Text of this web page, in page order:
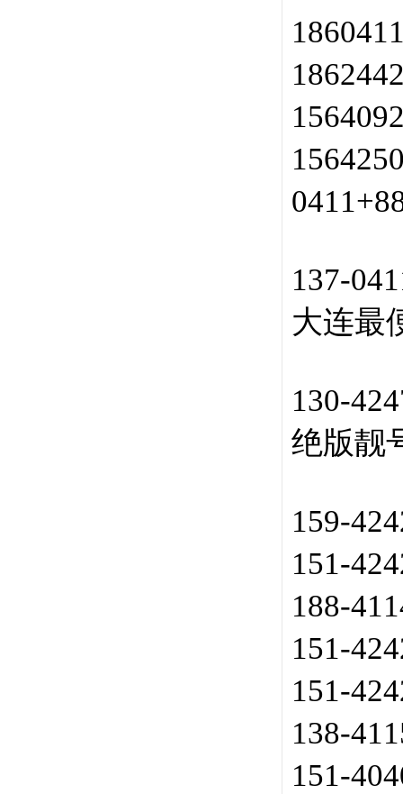
137-
大连最
130-
绝版靓
159-
151-
188-
151-
151-
138-
151-